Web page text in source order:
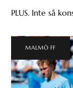
PLUS. Inte så
MALMÖ FF